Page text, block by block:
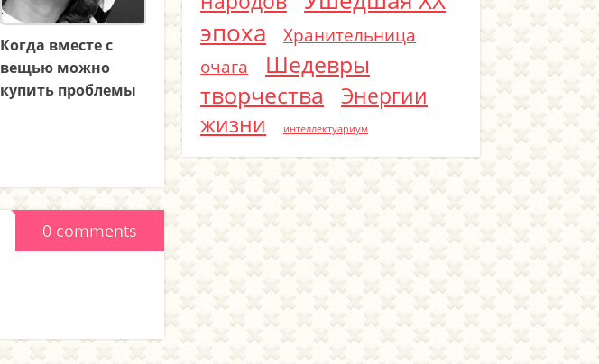
Когда вместе с
вещью можно
купить проблемы
0 comments
эпоха
Хранительница
очага
Шедевры
творчества
Энергии
жизни
интеллектуариум